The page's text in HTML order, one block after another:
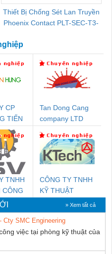
Thiết Bị Chống Sét Lan Truyền
Phoenix Contact PLT-SEC-T3-
CP
TIẾN
Tan Dong Cang
company LTD
TNHH
CÔNG
VIỆT
CÔNG TY TNHH
KỸ THUẬT
KTECH VIỆT
NAM
» Xem tất cả
Cty SMC Engineering
việc tại phòng kỹ thuật của